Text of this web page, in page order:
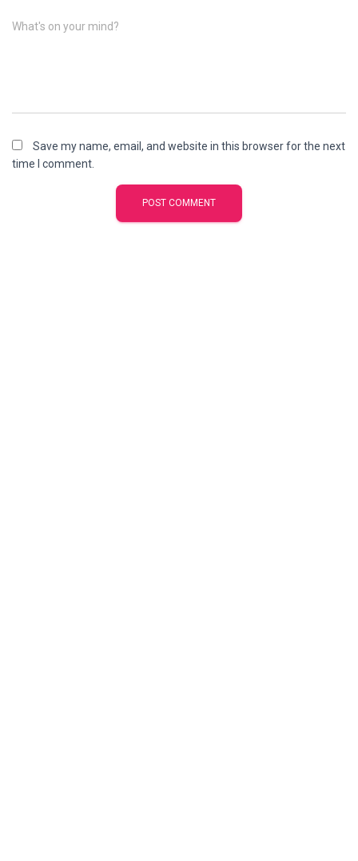
What's on your mind?
Save my name, email, and website in this browser for the next
time I comment.